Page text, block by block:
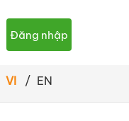
Đăng nhập
VI / EN